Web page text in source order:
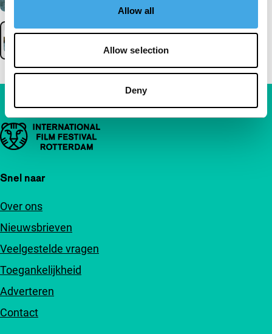
Allow all
Allow selection
Deny
Belangrijke links
Snel naar
Over ons
Nieuwsbrieven
Veelgestelde vragen
Toegankelijkheid
Adverteren
Contact